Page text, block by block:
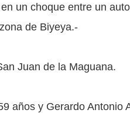
un choque entre un
de Biyeya.-
Juan de la Maguana.
años y Gerardo Antonio